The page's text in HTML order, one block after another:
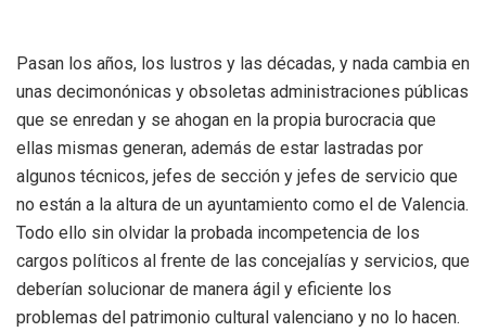
Pasan los años, los lustros y las décadas, y nada cambia en
unas decimonónicas y obsoletas administraciones públicas
que se enredan y se ahogan en la propia burocracia que
ellas mismas generan, además de estar lastradas por
algunos técnicos, jefes de sección y jefes de servicio que
no están a la altura de un ayuntamiento como el de Valencia.
Todo ello sin olvidar la probada incompetencia de los
cargos políticos al frente de las concejalías y servicios, que
deberían solucionar de manera ágil y eficiente los
problemas del patrimonio cultural valenciano y no lo hacen.